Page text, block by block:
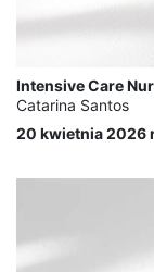
Intensive Care
Catarina Santos
20 kwietnia 2026